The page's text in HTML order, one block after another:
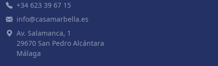
+34 623 39 67 15
info@casamarbella.es
Av. Salamanca, 1
29670 San Pedro Alcántara
Málaga